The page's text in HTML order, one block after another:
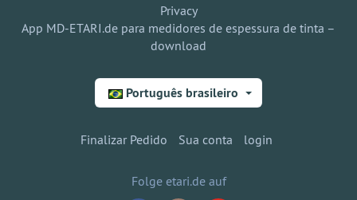
Privacy
App MD-ETARI.de para medidores de espessura de tinta –
download
Português brasileiro
Finalizar Pedido Sua conta login
Folge etari.de auf